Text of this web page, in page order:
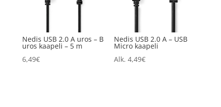
Nedis USB 2.0 A uros – B
uros kaapeli – 5 m
6,49€
Nedis USB 2.0 A – USB
Micro kaapeli
Alk.4,49€